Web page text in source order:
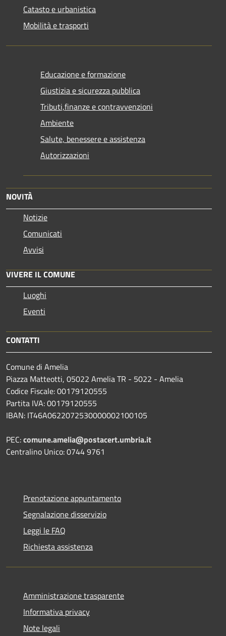
Catasto e urbanistica
Mobilità e trasporti
Educazione e formazione
Giustizia e sicurezza pubblica
Tributi,finanze e contravvenzioni
Ambiente
Salute, benessere e assistenza
Autorizzazioni
NOVITÀ
Notizie
Comunicati
Avvisi
VIVERE IL COMUNE
Luoghi
Eventi
CONTATTI
Comune di Amelia
Piazza Matteotti, 05022 Amelia TR - 5022 - Amelia
Codice Fiscale: 00179120555
Partita IVA: 00179120555
IBAN: IT46A0622072530000002100105
PEC:comune.amelia@postacert.umbria.it
Centralino Unico: 0744 9761
Prenotazione appuntamento
Segnalazione disservizio
Leggi le FAQ
Richiesta assistenza
Amministrazione trasparente
Informativa privacy
Note legali